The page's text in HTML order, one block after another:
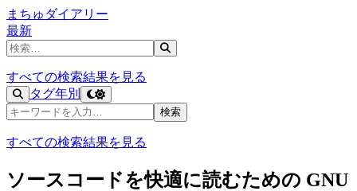
まちゅダイアリー
最新
記事を検索
すべての検索結果を見る
タグ年別
記事を検索
検索
すべての検索結果を見る
ソースコードを快適に読むための GNU